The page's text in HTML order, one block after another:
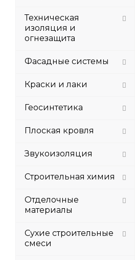
Техническая
изоляция и
огнезащита
Фасадные системы
Краски и лаки
Геосинтетика
Плоская кровля
Звукоизоляция
Строительная химия
Отделочные
материалы
Сухие строительные
смеси